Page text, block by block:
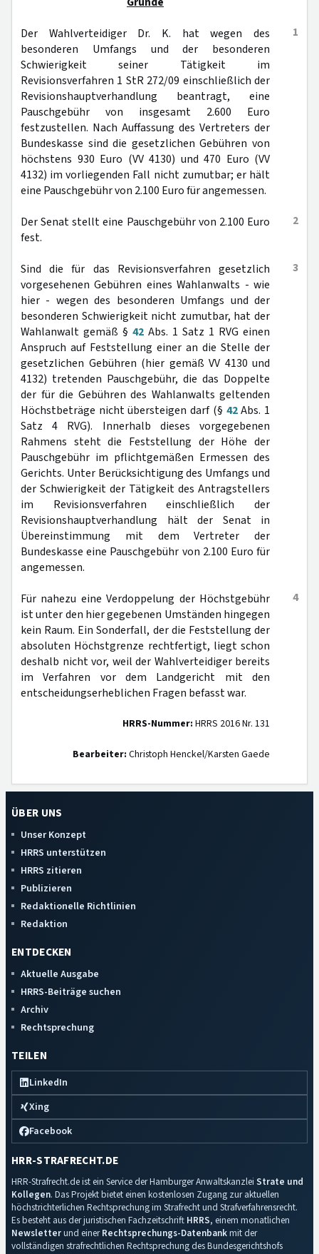
1
Der Wahlverteidiger Dr. K. hat wegen des
besonderen Umfangs und der besonderen
Schwierigkeit seiner Tätigkeit im
Revisionsverfahren 1 StR 272/09 einschließlich der
Revisionshauptverhandlung beantragt, eine
Pauschgebühr von insgesamt 2.600 Euro
festzustellen. Nach Auffassung des Vertreters der
Bundeskasse sind die gesetzlichen Gebühren von
höchstens 930 Euro (VV 4130) und 470 Euro (VV
4132) im vorliegenden Fall nicht zumutbar; er hält
eine Pauschgebühr von 2.100 Euro für angemessen.
2
Der Senat stellt eine Pauschgebühr von 2.100 Euro
fest.
3
Sind die für das Revisionsverfahren gesetzlich
vorgesehenen Gebühren eines Wahlanwalts - wie
hier - wegen des besonderen Umfangs und der
besonderen Schwierigkeit nicht zumutbar, hat der
Wahlanwalt gemäß § 42 Abs. 1 Satz 1 RVG einen
Anspruch auf Feststellung einer an die Stelle der
gesetzlichen Gebühren (hier gemäß VV 4130 und
4132) tretenden Pauschgebühr, die das Doppelte
der für die Gebühren des Wahlanwalts geltenden
Höchstbeträge nicht übersteigen darf (§ 42Abs. 1
Satz 4 RVG). Innerhalb dieses vorgegebenen
Rahmens steht die Feststellung der Höhe der
Pauschgebühr im pflichtgemäßen Ermessen des
Gerichts. Unter Berücksichtigung des Umfangs und
der Schwierigkeit der Tätigkeit des Antragstellers
im Revisionsverfahren einschließlich der
Revisionshauptverhandlung hält der Senat in
Übereinstimmung mit dem Vertreter der
Bundeskasse eine Pauschgebühr von 2.100 Euro für
angemessen.
4
Für nahezu eine Verdoppelung der Höchstgebühr
ist unter den hier gegebenen Umständen hingegen
kein Raum. Ein Sonderfall, der die Feststellung der
absoluten Höchstgrenze rechtfertigt, liegt schon
deshalb nicht vor, weil der Wahlverteidiger bereits
im Verfahren vor dem Landgericht mit den
entscheidungserheblichen Fragen befasst war.
HRRS-Nummer: HRRS 2016 Nr. 131
Bearbeiter: Christoph Henckel/Karsten Gaede
ÜBER UNS
Unser Konzept
HRRS unterstützen
HRRS zitieren
Publizieren
Redaktionelle Richtlinien
Redaktion
ENTDECKEN
Aktuelle Ausgabe
HRRS-Beiträge suchen
Archiv
Rechtsprechung
TEILEN
LinkedIn
Xing
Facebook
HRR-STRAFRECHT.DE
HRR-Strafrecht.de ist ein Service der Hamburger Anwaltskanzlei Strate und
Kollegen. Das Projekt bietet einen kostenlosen Zugang zur aktuellen
höchstrichterlichen Rechtsprechung im Strafrecht und Strafverfahrensrecht.
Es besteht aus der juristischen Fachzeitschrift HRRS, einem monatlichen
Newsletterund einerRechtsprechungs-Datenbankmit der
vollständigen strafrechtlichen Rechtsprechung des Bundesgerichtshofs